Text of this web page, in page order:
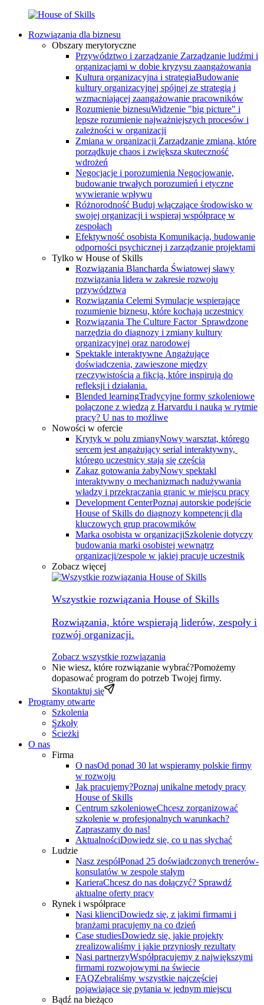
Rozwiązania dla biznesu
Obszary merytoryczne
Przywództwo i zarządzanie Zarządzanie ludźmi i
organizacjami w dobie kryzysu zaangażowania
Kultura organizacyjna i strategiaBudowanie
kultury organizacyjnej spójnej ze strategią i
wzmacniającej zaangażowanie pracowników
Rozumienie biznesuWidzenie "big picture" i
lepsze rozumienie najważniejszych procesów i
zależności w organizacji
Zmiana w organizacji Zarządzanie zmianą, które
porządkuje chaos i zwiększa skuteczność
wdrożeń
Negocjacje i porozumienia Negocjowanie,
budowanie trwałych porozumień i etyczne
wywieranie wpływu
Różnorodność Buduj włączające środowisko w
swojej organizacji i wspieraj współpracę w
zespołach
Efektywność osobista Komunikacja, budowanie
odporności psychicznej i zarządzanie projektami
Tylko w House of Skills
Rozwiązania Blancharda Światowej sławy
rozwiązania lidera w zakresie rozwoju
przywództwa
Rozwiązania Celemi Symulacje wspierające
rozumienie biznesu, które kochają uczestnicy
Rozwiązania The Culture Factor Sprawdzone
narzędzia do diagnozy i zmiany kultury
organizacyjnej oraz narodowej
Spektakle interaktywne Angażujące
doświadczenia, zawieszone między
rzeczywistością a fikcją, które inspirują do
refleksji i działania.
Blended learningTradycyjne formy szkoleniowe
połączone z wiedzą z Harvardu i nauką w rytmie
pracy? U nas to możliwe
Nowości w ofercie
Krytyk w polu zmianyNowy warsztat, którego
sercem jest angażujący serial interaktywny, ​
którego uczestnicy stają się częścią
Zakaz gotowania żabyNowy spektakl
interaktywny o mechanizmach nadużywania
władzy i przekraczania granic w miejscu pracy
Development CenterPoznaj autorskie podejście
House of Skills do diagnozy kompetencji dla
kluczowych grup pracowmików
Marka osobista w organizacjiSzkolenie dotyczy
budowania marki osobistej wewnątrz
organizacji/zespole w jakiej pracuje uczestnik
Zobacz więcej
Wszystkie rozwiązania House of Skills
Rozwiązania, które wspierają liderów, zespoły i
rozwój organizacji.
Zobacz wszystkie rozwiązania
Nie wiesz, które rozwiązanie wybrać?Pomożemy
dopasować program do potrzeb Twojej firmy.
Skontaktuj się
Programy otwarte
Szkolenia
Szkoły
Ścieżki
O nas
Firma
O nasOd ponad 30 lat wspieramy polskie firmy
w rozwoju
Jak pracujemy?Poznaj unikalne metody pracy
House of Skills
Centrum szkolenioweChcesz zorganizować
szkolenie w profesjonalnych warunkach?
Zapraszamy do nas!
AktualnościDowiedz się, co u nas słychać
Ludzie
Nasz zespółPonad 25 doświadczonych trenerów-
konsulatów w zespole stałym
KarieraChcesz do nas dołączyć? Sprawdź
aktualne oferty pracy
Rynek i współprace
Nasi klienciDowiedz się, z jakimi firmami i
branżami pracujemy na co dzień
Case studiesDowiedz się, jakie projekty
zrealizowaliśmy i jakie przyniosły rezultaty
Nasi partnerzyWspółpracujemy z największymi
firmami rozwojowymi na świecie
FAQZebraliśmy wszystkie najczęściej
pojawiające się pytania w jednym miejscu
Bądź na bieżąco